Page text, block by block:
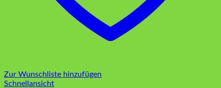
Zur Wunschliste hinzufügen
Schnellansicht